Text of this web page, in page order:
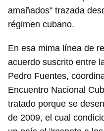
amañados" trazada
régimen cubano.
En esa mima línea de
acuerdo suscrito entre
Pedro Fuentes,
Encuentro Nacional
tratado porque se
de 2009, el cual